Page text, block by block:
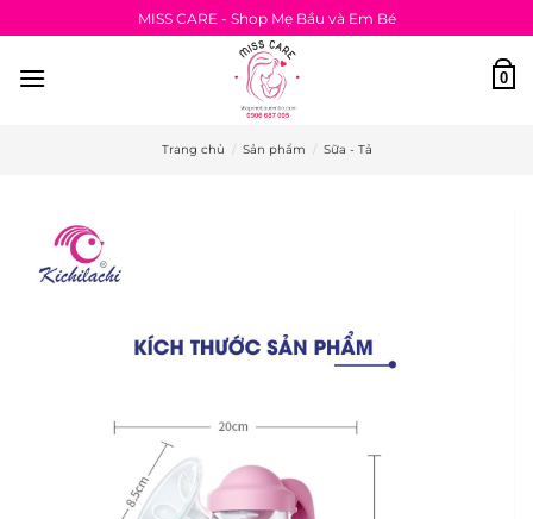
qua
nội
MISS CARE - Shop Mẹ Bầu và Em Bé
0
Trang chủ / Sản phẩm / Sữa - Tả